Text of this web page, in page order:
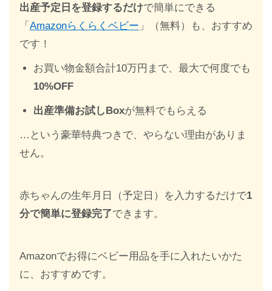
出産予定日を登録するだけで簡単にできる
「 Amazonらくらくベビー 」（無料）も、おすすめ
です！
お買い物金額合計10万円まで、最大で何度でも
10%OFF
出産準備お試しBoxが無料でもらえる
…という豪華特典つきで、やらない理由がありま
せん。
赤ちゃんの生年月日（予定日）を入力するだけで1
分で簡単に登録完了できます。
Amazonでお得にベビー用品を手に入れたいかた
に、おすすめです。